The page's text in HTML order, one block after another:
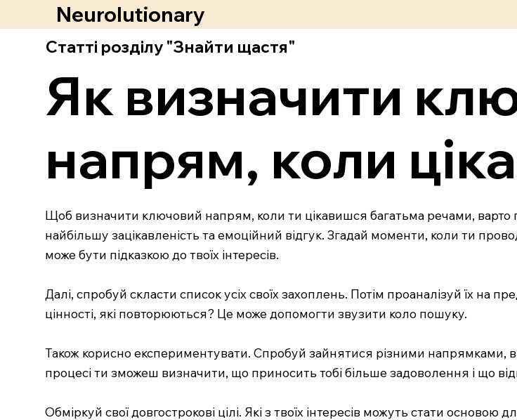
Neurolutionary
Статті розділу "Знайти щастя"
Як визначити
напрям, коли
Щоб визначити ключовий напрям, коли ти цікавишся багатьма речами, варто
найбільшу зацікавленість та емоційний відгук. Згадай моменти, коли ти
може бути підказкою до твоїх інтересів.
Далі, спробуй скласти список усіх своїх захоплень. Потім проаналізуй їх на
цінності, які повторюються? Це може допомогти звузити коло пошуку.
Також корисно експериментувати. Спробуй зайнятися різними напрямками,
процесі ти зможеш визначити, що приносить тобі більше задоволення і що
Обміркуй свої довгострокові цілі. Які з твоїх інтересів можуть стати